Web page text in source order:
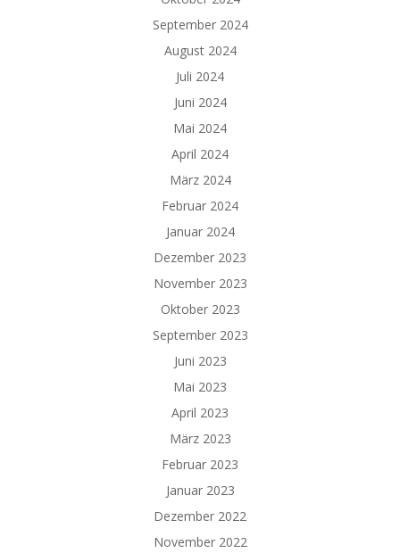
September 2024
August 2024
Juli 2024
Juni 2024
Mai 2024
April 2024
März 2024
Februar 2024
Januar 2024
Dezember 2023
November 2023
Oktober 2023
September 2023
Juni 2023
Mai 2023
April 2023
März 2023
Februar 2023
Januar 2023
Dezember 2022
November 2022